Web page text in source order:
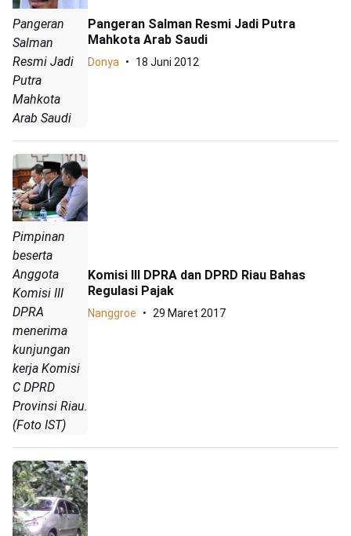
Pangeran
Salman
Resmi Jadi
Putra
Mahkota
Arab Saudi
Pangeran Salman Resmi Jadi Putra
Mahkota Arab Saudi
Donya 18 Juni 2012
Pimpinan
beserta
Anggota
Komisi III
DPRA
menerima
kunjungan
kerja Komisi
C DPRD
Provinsi Riau.
(Foto IST)
Komisi III DPRA dan DPRD Riau Bahas
Regulasi Pajak
Nanggroe 29 Maret 2017